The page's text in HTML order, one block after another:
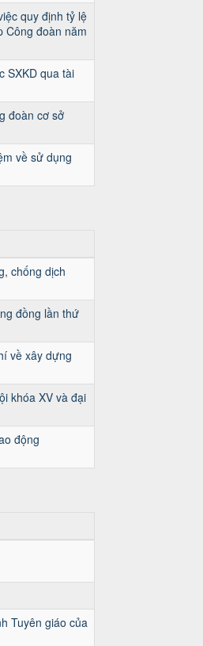
quy định tỷ lệ
Công đoàn năm
SXKD qua tài
đoàn cơ sở
về sử dụng
chống dịch
đồng lần thứ
về xây dựng
khóa XV và đại
động
Tuyên giáo của